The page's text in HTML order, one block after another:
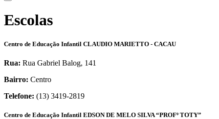
Escolas
Centro de Educação Infantil CLAUDIO MARIETTO - CACAU
Rua: Rua Gabriel Balog, 141
Bairro: Centro
Telefone: (13) 3419-2819
Centro de Educação Infantil EDSON DE MELO SILVA “PROFº TOTY”